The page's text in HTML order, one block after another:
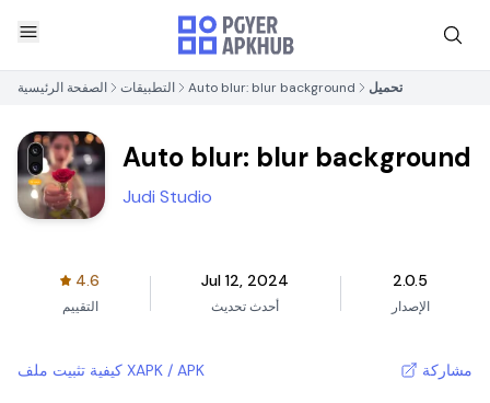
الصفحة الرئيسية التطبيقات Auto blur: blur background تحميل
Auto blur: blur background
Judi Studio
4.6
التقييم
Jul 12, 2024
أحدث تحديث
2.0.5
الإصدار
كيفية تثبيت ملف XAPK / APK مشاركة